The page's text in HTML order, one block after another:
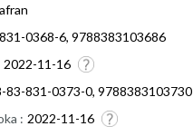
0368-6, 9788383103686
2022-11-16
83-831-0373-0, 9788383103730
: 2022-11-16